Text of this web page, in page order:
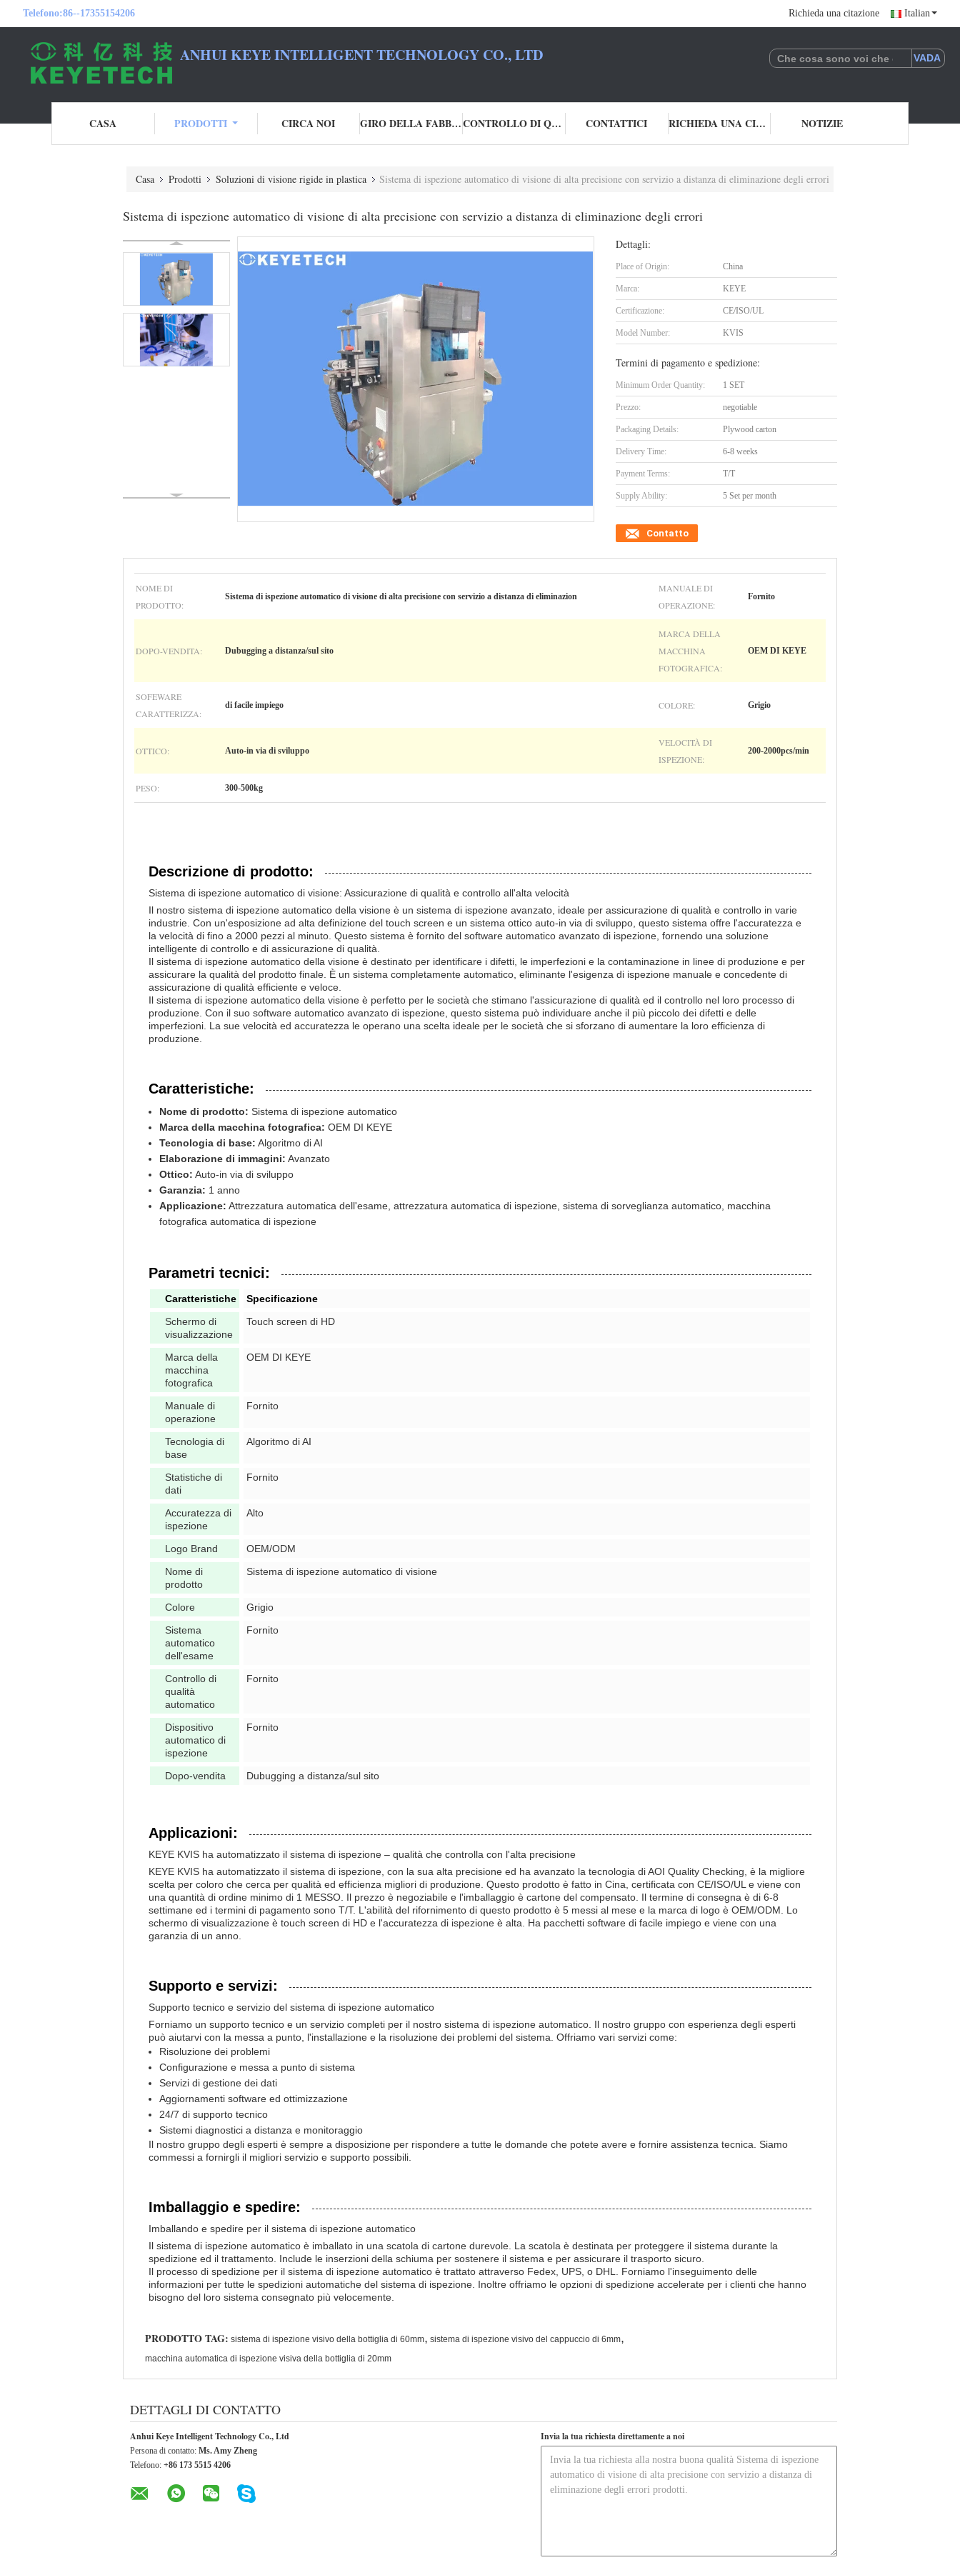
Telefono:86--17355154206 Richieda una citazione Italian
ANHUI KEYE INTELLIGENT TECHNOLOGY CO., LTD
CASA PRODOTTI CIRCA NOI GIRO DELLA FABBRICA CONTROLLO DI QUALITÀ CONTATTICI RICHIEDA UNA CITAZIONE NOTIZIE
Casa Prodotti Soluzioni di visione rigide in plastica Sistema di ispezione automatico di visione di alta precisione con servizio a distanza di eliminazione degli errori
Sistema di ispezione automatico di visione di alta precisione con servizio a distanza di eliminazione degli errori
Dettagli:
Place of Origin: China
Marca: KEYE
Certificazione: CE/ISO/UL
Model Number: KVIS
Termini di pagamento e spedizione:
Minimum Order Quantity: 1 SET
Prezzo: negotiable
Packaging Details: Plywood carton
Delivery Time: 6-8 weeks
Payment Terms: T/T
Supply Ability: 5 Set per month
Contatto
NOME DI
PRODOTTO:
Sistema di ispezione automatico di visione di alta precisione con servizio a distanza di eliminazion
MANUALE DI
OPERAZIONE:
Fornito
DOPO-VENDITA: Dubugging a distanza/sul sito
MARCA DELLA
MACCHINA
FOTOGRAFICA:
OEM DI KEYE
SOFEWARE
CARATTERIZZA:
di facile impiego COLORE: Grigio
OTTICO: Auto-in via di sviluppo
VELOCITÀ DI
ISPEZIONE:
200-2000pcs/min
PESO: 300-500kg
Descrizione di prodotto:
Sistema di ispezione automatico di visione: Assicurazione di qualità e controllo all'alta velocità
Il nostro sistema di ispezione automatico della visione è un sistema di ispezione avanzato, ideale per assicurazione di qualità e controllo in varie
industrie. Con un'esposizione ad alta definizione del touch screen e un sistema ottico auto-in via di sviluppo, questo sistema offre l'accuratezza e
la velocità di fino a 2000 pezzi al minuto. Questo sistema è fornito del software automatico avanzato di ispezione, fornendo una soluzione
intelligente di controllo e di assicurazione di qualità.
Il sistema di ispezione automatico della visione è destinato per identificare i difetti, le imperfezioni e la contaminazione in linee di produzione e per
assicurare la qualità del prodotto finale. È un sistema completamente automatico, eliminante l'esigenza di ispezione manuale e concedente di
assicurazione di qualità efficiente e veloce.
Il sistema di ispezione automatico della visione è perfetto per le società che stimano l'assicurazione di qualità ed il controllo nel loro processo di
produzione. Con il suo software automatico avanzato di ispezione, questo sistema può individuare anche il più piccolo dei difetti e delle
imperfezioni. La sue velocità ed accuratezza le operano una scelta ideale per le società che si sforzano di aumentare la loro efficienza di
produzione.
Caratteristiche:
Nome di prodotto: Sistema di ispezione automatico
Marca della macchina fotografica: OEM DI KEYE
Tecnologia di base: Algoritmo di AI
Elaborazione di immagini: Avanzato
Ottico: Auto-in via di sviluppo
Garanzia: 1 anno
Applicazione: Attrezzatura automatica dell'esame, attrezzatura automatica di ispezione, sistema di sorveglianza automatico, macchina
fotografica automatica di ispezione
Parametri tecnici:
Caratteristiche
Specificazione
Schermo di
visualizzazione
Touch screen di HD
Marca della
macchina
fotografica
OEM DI KEYE
Manuale di
operazione
Fornito
Tecnologia di
base
Algoritmo di AI
Statistiche di
dati
Fornito
Accuratezza di
ispezione
Alto
Logo Brand
OEM/ODM
Nome di
prodotto
Sistema di ispezione automatico di visione
Colore
Grigio
Sistema
automatico
dell'esame
Fornito
Controllo di
qualità
automatico
Fornito
Dispositivo
automatico di
ispezione
Fornito
Dopo-vendita Dubugging a distanza/sul sito
Applicazioni:
KEYE KVIS ha automatizzato il sistema di ispezione – qualità che controlla con l'alta precisione
KEYE KVIS ha automatizzato il sistema di ispezione, con la sua alta precisione ed ha avanzato la tecnologia di AOI Quality Checking, è la migliore
scelta per coloro che cerca per qualità ed efficienza migliori di produzione. Questo prodotto è fatto in Cina, certificata con CE/ISO/UL e viene con
una quantità di ordine minimo di 1 MESSO. Il prezzo è negoziabile e l'imballaggio è cartone del compensato. Il termine di consegna è di 6-8
settimane ed i termini di pagamento sono T/T. L'abilità del rifornimento di questo prodotto è 5 messi al mese e la marca di logo è OEM/ODM. Lo
schermo di visualizzazione è touch screen di HD e l'accuratezza di ispezione è alta. Ha pacchetti software di facile impiego e viene con una
garanzia di un anno.
Supporto e servizi:
Supporto tecnico e servizio del sistema di ispezione automatico
Forniamo un supporto tecnico e un servizio completi per il nostro sistema di ispezione automatico. Il nostro gruppo con esperienza degli esperti
può aiutarvi con la messa a punto, l'installazione e la risoluzione dei problemi del sistema. Offriamo vari servizi come:
Risoluzione dei problemi
Configurazione e messa a punto di sistema
Servizi di gestione dei dati
Aggiornamenti software ed ottimizzazione
24/7 di supporto tecnico
Sistemi diagnostici a distanza e monitoraggio
Il nostro gruppo degli esperti è sempre a disposizione per rispondere a tutte le domande che potete avere e fornire assistenza tecnica. Siamo
commessi a fornirgli il migliori servizio e supporto possibili.
Imballaggio e spedire:
Imballando e spedire per il sistema di ispezione automatico
Il sistema di ispezione automatico è imballato in una scatola di cartone durevole. La scatola è destinata per proteggere il sistema durante la
spedizione ed il trattamento. Include le inserzioni della schiuma per sostenere il sistema e per assicurare il trasporto sicuro.
Il processo di spedizione per il sistema di ispezione automatico è trattato attraverso Fedex, UPS, o DHL. Forniamo l'inseguimento delle
informazioni per tutte le spedizioni automatiche del sistema di ispezione. Inoltre offriamo le opzioni di spedizione accelerate per i clienti che hanno
bisogno del loro sistema consegnato più velocemente.
PRODOTTO TAG: sistema di ispezione visivo della bottiglia di 60mm, sistema di ispezione visivo del cappuccio di 6mm,
macchina automatica di ispezione visiva della bottiglia di 20mm
DETTAGLI DI CONTATTO
Anhui Keye Intelligent Technology Co., Ltd
Persona di contatto: Ms. Amy Zheng
Telefono: +86 173 5515 4206
Invia la tua richiesta direttamente a noi